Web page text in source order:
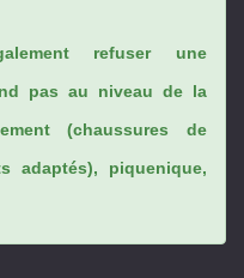
refuser une
pas au niveau de la
(chaussures de
adaptés), piquenique,